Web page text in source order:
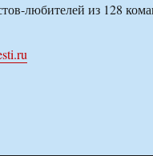
любителей из 128